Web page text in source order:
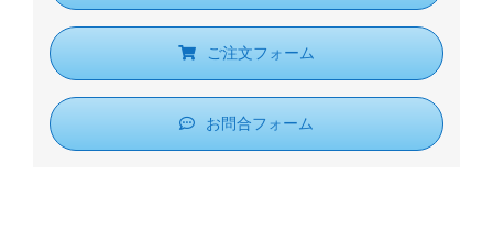
ご注文フォーム
お問合フォーム